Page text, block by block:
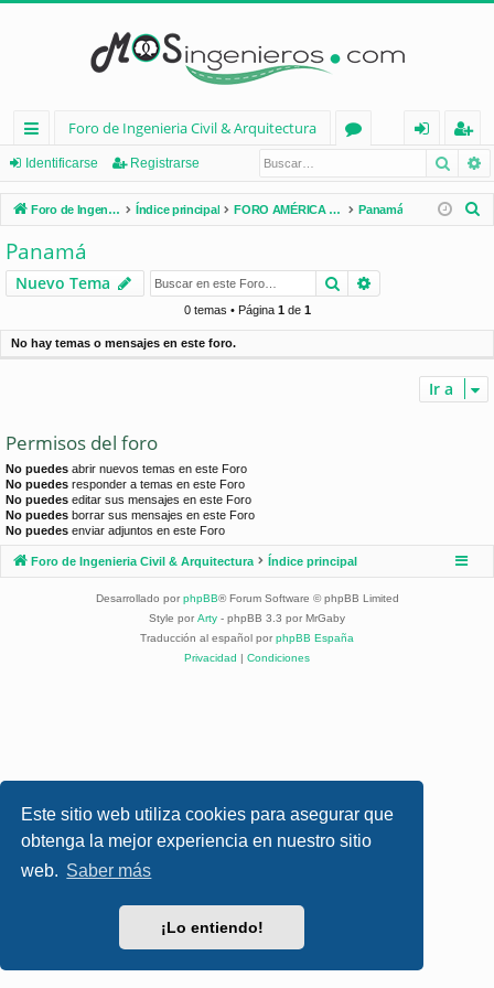
Este sitio web utiliza cookies para asegurar que
obtenga la mejor experiencia en nuestro sitio
web. Saber más
¡Lo entiendo!
nl
ac
es
rá
pi
d
Foro de Ingenieria Civil & Arquitectura
os
nt
ifi
e
eg
ist
ra
Identificarse Registrarse
Foro de Ingenieria Civil & Arquitectura Índice principal FORO AMÉRICA LATINA Panamá
r
Panamá
Nuevo Tema Buscar
0 temas • Página 1de 1
No hay temas o mensajes en este foro.
Ir a
Permisos del foro
No puedes abrir nuevos temas en este Foro
No puedes responder a temas en este Foro
No puedes editar sus mensajes en este Foro
No puedes borrar sus mensajes en este Foro
No puedes enviar adjuntos en este Foro
Foro de Ingenieria Civil & Arquitectura Índice principal
Desarrollado por phpBB® Forum Software © phpBB Limited
Style por Arty - phpBB 3.3 por MrGaby
Traducción al español por phpBB España
Privacidad | Condiciones